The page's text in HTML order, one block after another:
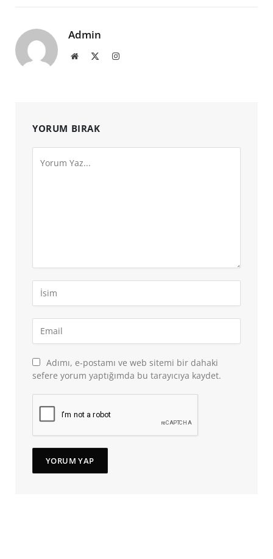
Admin
Website Instagram
YORUM BIRAK
Adımı, e-postamı ve web sitemi bir dahaki
sefere yorum yaptığımda bu tarayıcıya kaydet.